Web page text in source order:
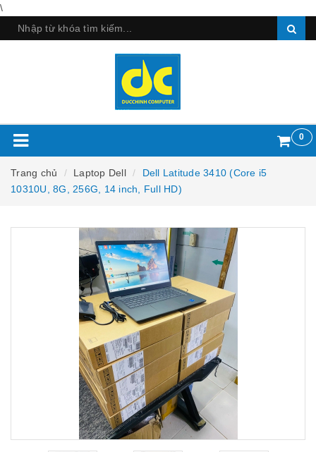
\
0
Trang chủ Laptop Dell
Dell Latitude 3410 (Core i5
10310U, 8G, 256G, 14 inch, Full HD)